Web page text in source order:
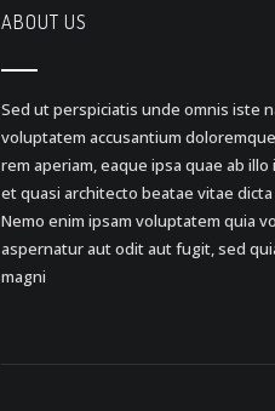
ABOUT US
Sed ut perspiciatis unde omnis iste
voluptatem accusantium
rem aperiam, eaque ipsa quae ab
et quasi architecto beatae vitae
Nemo enim ipsam voluptatem quia
aspernatur aut odit aut fugit, sed
magni